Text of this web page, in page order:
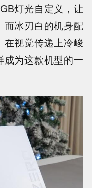
灯光自定义，让
冰刃白的机身配
视觉传递上冷峻
为这款机型的一